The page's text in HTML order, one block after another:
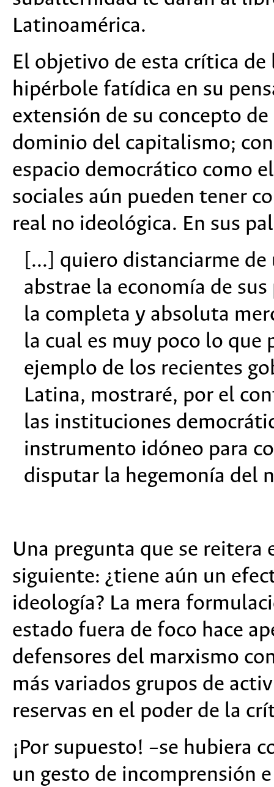
Latinoamérica.
El objetivo de esta crítica
hipérbole fatídica en su
extensión de su concepto
dominio del capitalismo;
espacio democrático como
sociales aún pueden tener
real no ideológica. En sus
[...] quiero distanciarme
abstrae la economía de
la completa y absoluta
la cual es muy poco lo que
ejemplo de los recientes
Latina, mostraré, por el
las instituciones
instrumento idóneo para
disputar la hegemonía del
Una pregunta que se reitera
siguiente: ¿tiene aún un
ideología? La mera
estado fuera de foco hace
defensores del marxismo
más variados grupos de
reservas en el poder de la
¡Por supuesto! –se hubiera
un gesto de incomprensión